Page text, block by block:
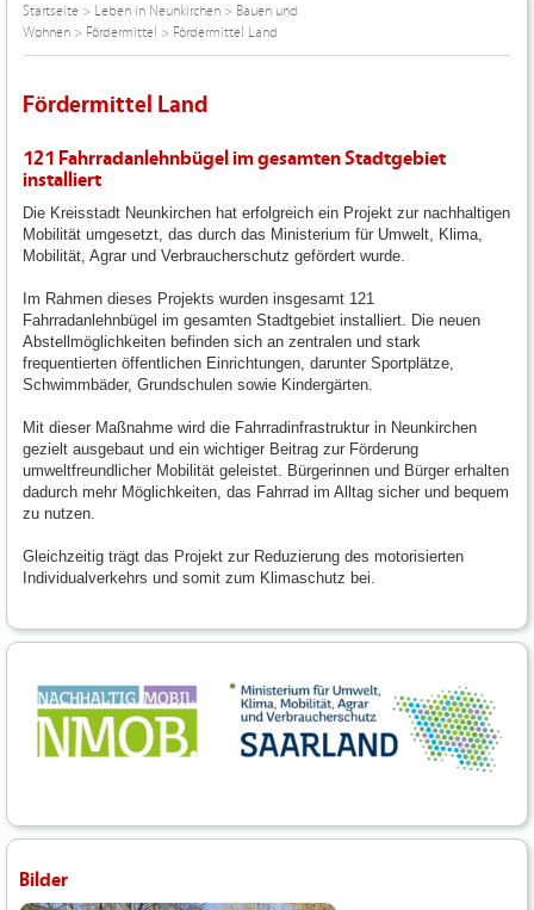
Startseite > Leben in Neunkirchen > Bauen und
Wohnen > Fördermittel > Fördermittel Land
Fördermittel Land
121 Fahrradanlehnbügel im gesamten Stadtgebiet
installiert
Die Kreisstadt Neunkirchen hat erfolgreich ein Projekt zur nachhaltigen
Mobilität umgesetzt, das durch das Ministerium für Umwelt, Klima,
Mobilität, Agrar und Verbraucherschutz gefördert wurde.
Im Rahmen dieses Projekts wurden insgesamt 121
Fahrradanlehnbügel im gesamten Stadtgebiet installiert. Die neuen
Abstellmöglichkeiten befinden sich an zentralen und stark
frequentierten öffentlichen Einrichtungen, darunter Sportplätze,
Schwimmbäder, Grundschulen sowie Kindergärten.
Mit dieser Maßnahme wird die Fahrradinfrastruktur in Neunkirchen
gezielt ausgebaut und ein wichtiger Beitrag zur Förderung
umweltfreundlicher Mobilität geleistet. Bürgerinnen und Bürger erhalten
dadurch mehr Möglichkeiten, das Fahrrad im Alltag sicher und bequem
zu nutzen.
Gleichzeitig trägt das Projekt zur Reduzierung des motorisierten
Individualverkehrs und somit zum Klimaschutz bei.
Bilder